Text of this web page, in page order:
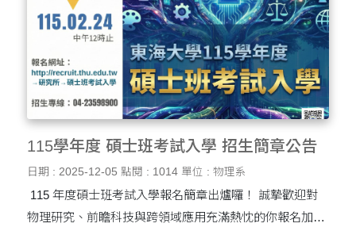
115學年度 碩士班考試入學 招生簡章公告
日期 : 2025-12-05 點閱 : 1014 單位 : 物理系
115 年度碩士班考試入學報名簡章出爐囉！ 誠摯歡迎對
物理研究、前瞻科技與跨領域應用充滿熱忱的你報名加